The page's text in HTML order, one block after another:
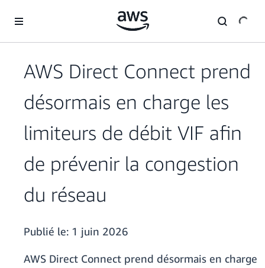
AWS Direct Connect prend
désormais en charge les
limiteurs de débit VIF afin
de prévenir la congestion
du réseau
Publié le: 1 juin 2026
AWS Direct Connect prend désormais en charge